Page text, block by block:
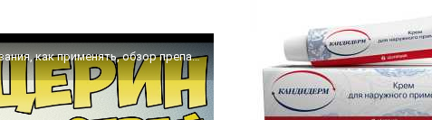
Нитроглицерин спрей инструкция по применению препарата: Показания, как применять, обзор препарата